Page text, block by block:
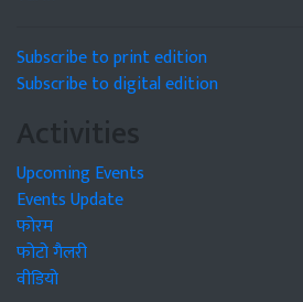
Subscribe to print edition
Subscribe to digital edition
Activities
Upcoming Events
Events Update
फोरम
फोटो गैलरी
वीडियो